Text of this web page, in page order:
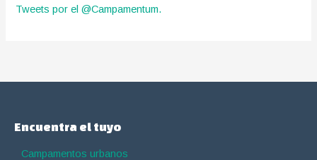
Tweets por el @Campamentum.
Encuentra el tuyo
Campamentos urbanos